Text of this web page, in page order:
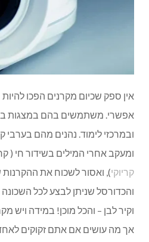
אין ספק שכיום מקרנים הפכו
אפשרי. משתמשים בהם במצגות
ובמרכזי לימוד. נהנים מהם בערבי
ומעקב אחרי המילים בשידור חי (
קריוקי), ואסור לשכוח את
והכדורסל שניתן לבצע לכל
וקיר לבן – והכל מוכן! במידה ויש
אך מה עושים אם אתם זקוקים